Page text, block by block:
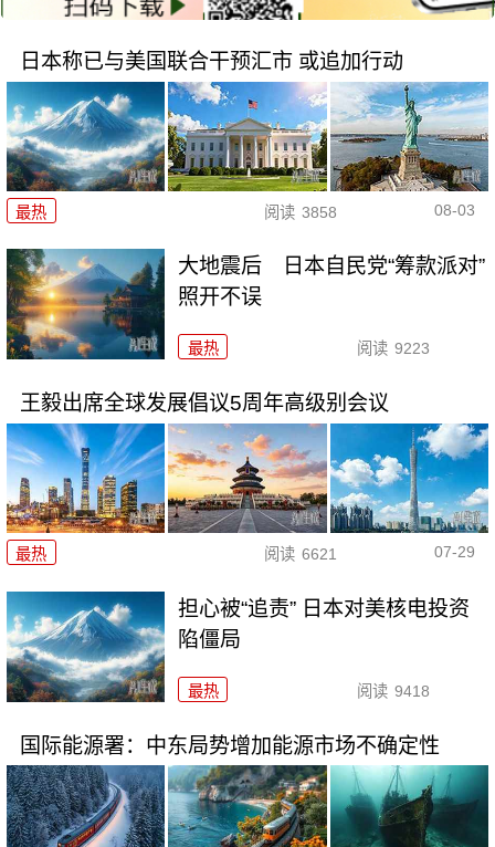
日本称已与美国联合干预汇市 或追加行动
最热 阅读 3858 08-03
大地震后 日本自民党“筹款派对”
照开不误
最热 阅读 9223
王毅出席全球发展倡议5周年高级别会议
最热 阅读 6621 07-29
担心被“追责” 日本对美核电投资
陷僵局
最热 阅读 9418
国际能源署：中东局势增加能源市场不确定性